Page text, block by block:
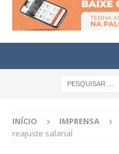
INÍCIO IMPRENSA
reajuste salarial